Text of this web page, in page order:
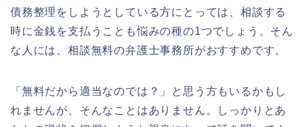
債務整理をしようとしている方にとっては、相談する
時に金銭を支払うことも悩みの種の1つでしょう。そん
な人には、相談無料の弁護士事務所がおすすめです。
「無料だから適当なのでは？」と思う方もいるかもし
れませんが、そんなことはありません。しっかりとあ